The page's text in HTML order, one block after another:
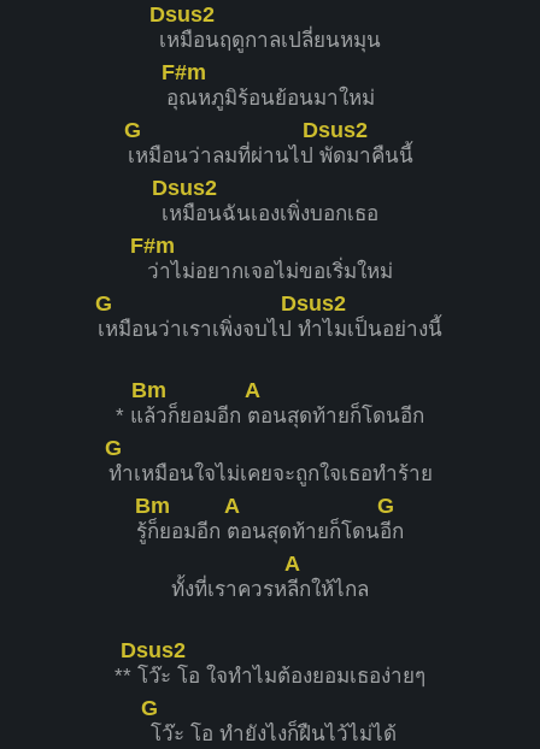
เ
Dsus2
หมือนฤดูกาลเปลี่ยนหมุน
อุ
F#m
ณหภูมิร้อนย้อนมาใหม่
G
เหมือนว่าลมที่ผ่านไป
Dsus2
พัดมาคืนนี้
เ
Dsus2
หมือนฉันเองเพิ่งบอกเธอ
F#m
ว่าไม่อยากเจอไม่ขอเริ่มใหม่
G
เหมือนว่าเราเพิ่งจบไป
Dsus2
ทำไมเป็นอย่างนี้
* แ
Bm
ล้วก็ยอมอีก
A
ตอนสุดท้ายก็โดนอีก
G
ทำเหมือนใจไม่เคยจะถูกใจเธอทำร้าย
รู้
Bm
ก็ยอมอีก
A
ตอนสุดท้ายก็โดน
G
อีก
ทั้งที่เราควรห
A
ลีกให้ไกล
**
Dsus2
โว๊ะ โอ ใจทำไมต้องยอมเธอง่ายๆ
G
โว๊ะ โอ ทำยังไงก็ฝืนไว้ไม่ได้